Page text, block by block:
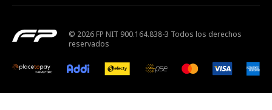
© 2026 FP NIT 900.164.838-3 Todos los derechos
reservados